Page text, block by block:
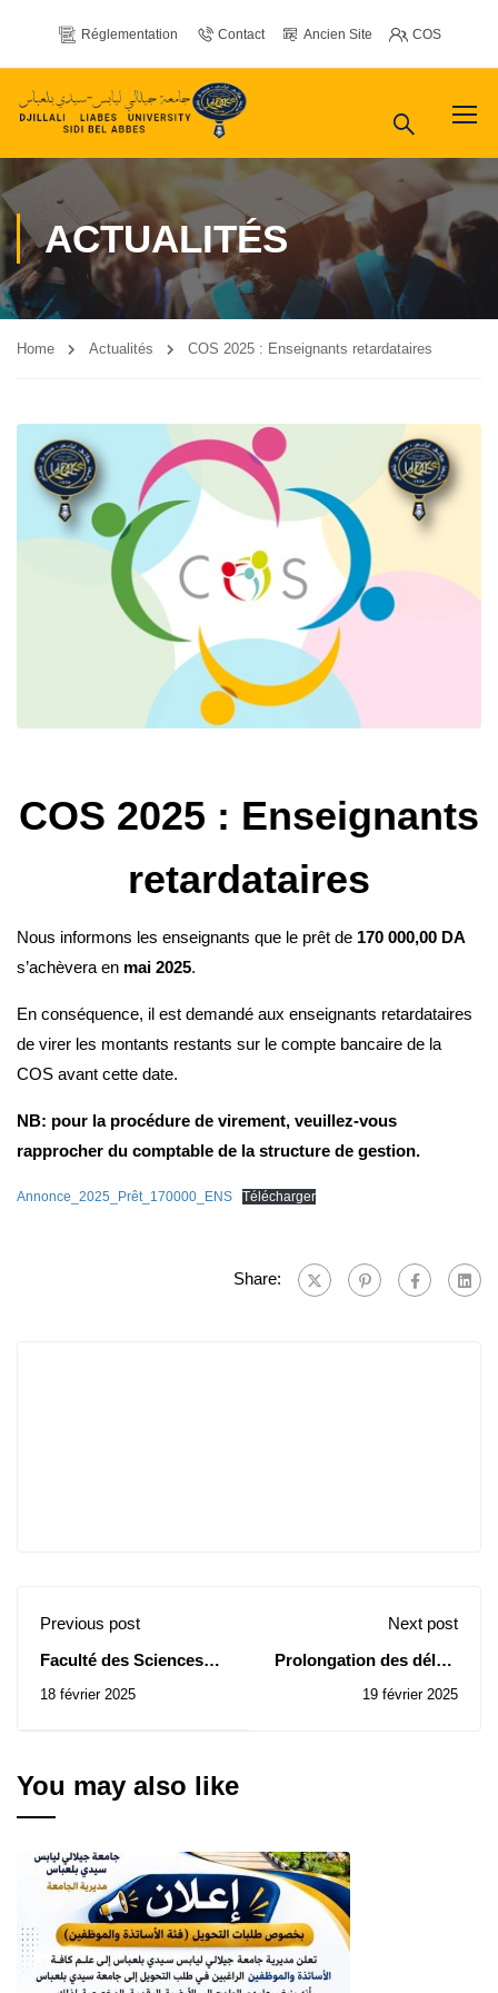
Réglementation Contact Ancien Site COS
ACTUALITÉS
Home Actualités COS 2025 : Enseignants retardataires
COS 2025 : Enseignants
retardataires
Nous informons les enseignants que le prêt de 170 000,00 DA
s’achèvera en mai 2025.
En conséquence, il est demandé aux enseignants retardataires
de virer les montants restants sur le compte bancaire de la
COS avant cette date.
NB: pour la procédure de virement, veuillez-vous
rapprocher du comptable de la structure de gestion.
Annonce_2025_Prêt_170000_ENS Télécharger
Share:
Previous post
Faculté des Sciences
Avis de Consultation N°
18 février 2025
Next post
Prolongation des délais
l'événement national
19 février 2025
You may also like